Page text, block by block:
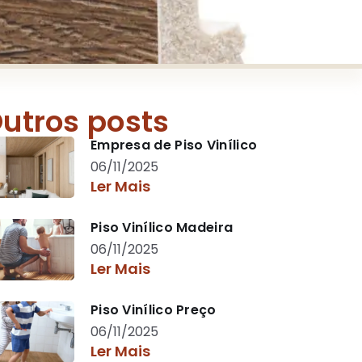
posts
Empresa de Piso Vinílico
06/11/2025
Ler Mais
Piso Vinílico Madeira
06/11/2025
Ler Mais
Piso Vinílico Preço
06/11/2025
Ler Mais